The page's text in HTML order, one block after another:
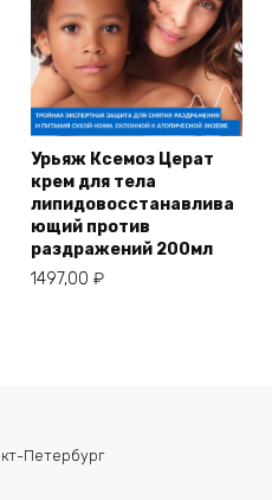
Урьяж Ксемоз Церат
крем для тела
липидовосстанавлива
ющий против
раздражений 200мл
1497,00 ₽
Петербург